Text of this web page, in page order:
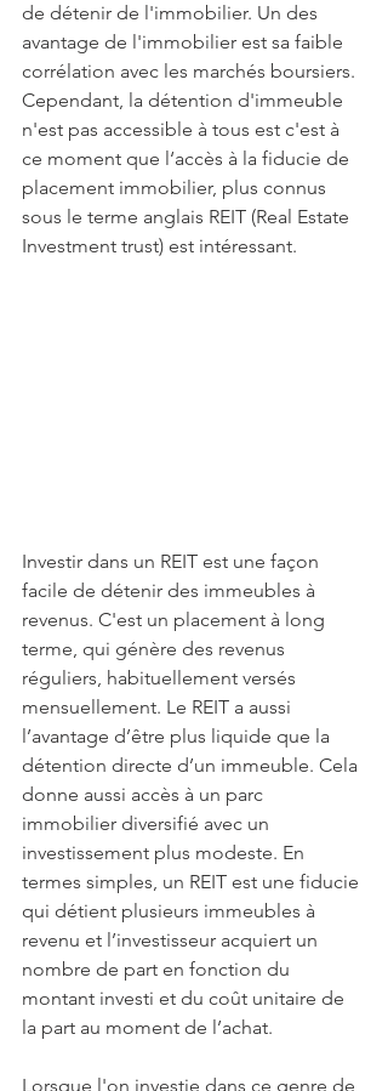
de détenir de l'immobilier. Un des
avantage de l'immobilier est sa faible
corrélation avec les marchés boursiers.
Cependant, la détention d'immeuble
n'est pas accessible à tous est c'est à
ce moment que l‘accès à la fiducie de
placement immobilier, plus connus
sous le terme anglais REIT (Real Estate
Investment trust) est intéressant.
Investir dans un REIT est une façon
facile de détenir des immeubles à
revenus. C'est un placement à long
terme, qui génère des revenus
réguliers, habituellement versés
mensuellement. Le REIT a aussi
l’avantage d’être plus liquide que la
détention directe d’un immeuble. Cela
donne aussi accès à un parc
immobilier diversifié avec un
investissement plus modeste. En
termes simples, un REIT est une fiducie
qui détient plusieurs immeubles à
revenu et l’investisseur acquiert un
nombre de part en fonction du
montant investi et du coût unitaire de
la part au moment de l’achat.
Lorsque l'on investie dans ce genre de